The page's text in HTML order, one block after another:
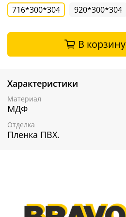
716*300*304 920*300*304
В корзину
Характеристики
Материал
МДФ
Отделка
Пленка ПВХ.